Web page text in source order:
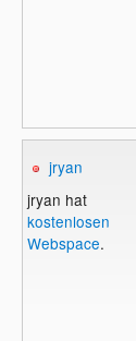
jryan
jryan hat
kostenlosen
Webspace.